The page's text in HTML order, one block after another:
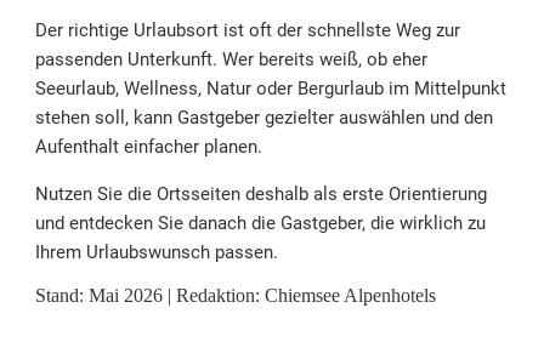
Der richtige Urlaubsort ist oft der schnellste Weg zur
passenden Unterkunft. Wer bereits weiß, ob eher
Seeurlaub, Wellness, Natur oder Bergurlaub im Mittelpunkt
stehen soll, kann Gastgeber gezielter auswählen und den
Aufenthalt einfacher planen.
Nutzen Sie die Ortsseiten deshalb als erste Orientierung
und entdecken Sie danach die Gastgeber, die wirklich zu
Ihrem Urlaubswunsch passen.
Stand: Mai 2026 | Redaktion: Chiemsee Alpenhotels